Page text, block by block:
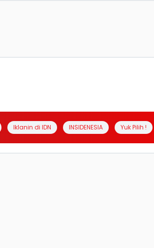
Iklanin di IDN INSIDENESIA Yuk Pilih !